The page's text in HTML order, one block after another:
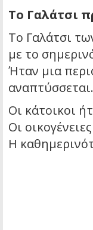
Το Γαλάτσι
Το Γαλάτσι
με το
Ήταν μια
αναπτύσσεται.
Οι κάτοικοι
Οι
Η